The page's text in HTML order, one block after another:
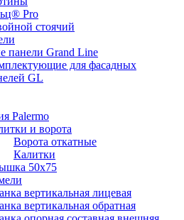
Pro
стоячий
панели Grand Line
для фасадных
GL
Palermo
и ворота
Ворота откатные
Калитки
50х75
вертикальная лицевая
вертикальная обратная